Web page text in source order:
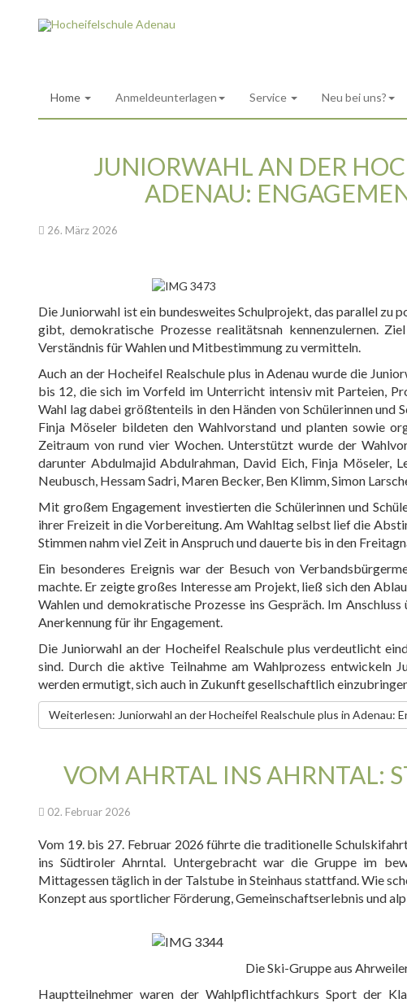
Home Anmeldeunterlagen Service Neu bei uns?
JUNIORWAHL AN DER
ADENAU:
26. März 2026
Die Juniorwahl ist ein bundesweites Schulprojekt, das parallel
gibt, demokratische Prozesse realitätsnah kennenzulernen.
Verständnis für Wahlen und Mitbestimmung zu vermitteln.
Auch an der Hocheifel Realschule plus in Adenau wurde die
bis 12, die sich im Vorfeld im Unterricht intensiv mit Parteien,
Wahl lag dabei größtenteils in den Händen von Schülerinnen und
Finja Möseler bildeten den Wahlvorstand und planten sowie
Zeitraum von rund vier Wochen. Unterstützt wurde der
darunter Abdulmajid Abdulrahman, David Eich, Finja Möseler,
Neubusch, Hessam Sadri, Maren Becker, Ben Klimm, Simon
Mit großem Engagement investierten die Schülerinnen und
ihrer Freizeit in die Vorbereitung. Am Wahltag selbst lief die
Stimmen nahm viel Zeit in Anspruch und dauerte bis in den
Ein besonderes Ereignis war der Besuch von
machte. Er zeigte großes Interesse am Projekt, ließ sich den
Wahlen und demokratische Prozesse ins Gespräch. Im
Anerkennung für ihr Engagement.
Die Juniorwahl an der Hocheifel Realschule plus verdeutlicht
sind. Durch die aktive Teilnahme am Wahlprozess entwickeln
werden ermutigt, sich auch in Zukunft gesellschaftlich
Weiterlesen: Juniorwahl an der Hocheifel Realschule plus in Adenau:
VOM AHRTAL INS AHRNTAL:
02. Februar 2026
Vom 19. bis 27. Februar 2026 führte die traditionelle
ins Südtiroler Ahrntal. Untergebracht war die Gruppe im
Mittagessen täglich in der Talstube in Steinhaus stattfand. Wie
Konzept aus sportlicher Förderung, Gemeinschaftserlebnis und
Die Ski-Gruppe aus
Hauptteilnehmer waren der Wahlpflichtfachkurs Sport der